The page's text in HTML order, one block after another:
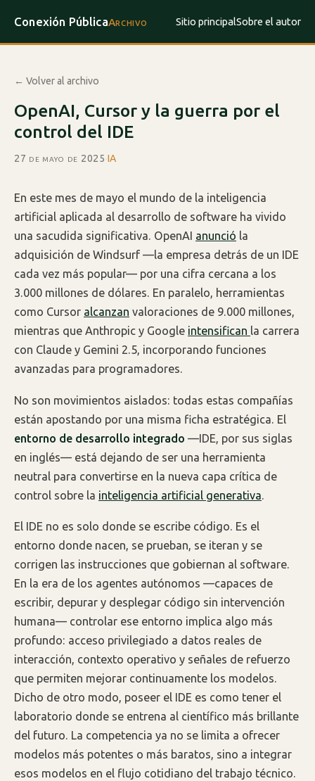
Conexión PúblicaArchivo Sitio principalSobre el autor
← Volver al archivo
OpenAI, Cursor y la guerra por el
control del IDE
27 de mayo de 2025·IA
En este mes de mayo el mundo de la inteligencia
artificial aplicada al desarrollo de software ha vivido
una sacudida significativa. OpenAI anunció la
adquisición de Windsurf —la empresa detrás de un IDE
cada vez más popular— por una cifra cercana a los
3.000 millones de dólares. En paralelo, herramientas
como Cursor alcanzan valoraciones de 9.000 millones,
mientras que Anthropic y Google intensifican la carrera
con Claude y Gemini 2.5, incorporando funciones
avanzadas para programadores.
No son movimientos aislados: todas estas compañías
están apostando por una misma ficha estratégica. El
entorno de desarrollo integrado —IDE, por sus siglas
en inglés— está dejando de ser una herramienta
neutral para convertirse en la nueva capa crítica de
control sobre la inteligencia artificial generativa.
El IDE no es solo donde se escribe código. Es el
entorno donde nacen, se prueban, se iteran y se
corrigen las instrucciones que gobiernan al software.
En la era de los agentes autónomos —capaces de
escribir, depurar y desplegar código sin intervención
humana— controlar ese entorno implica algo más
profundo: acceso privilegiado a datos reales de
interacción, contexto operativo y señales de refuerzo
que permiten mejorar continuamente los modelos.
Dicho de otro modo, poseer el IDE es como tener el
laboratorio donde se entrena al científico más brillante
del futuro. La competencia ya no se limita a ofrecer
modelos más potentes o más baratos, sino a integrar
esos modelos en el flujo cotidiano del trabajo técnico.